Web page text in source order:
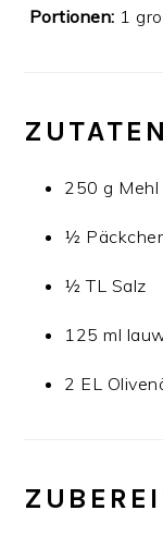
Portionen: 1
ZUTATEN
250 g Mehl
½
½ TL Salz
125 ml
2 EL